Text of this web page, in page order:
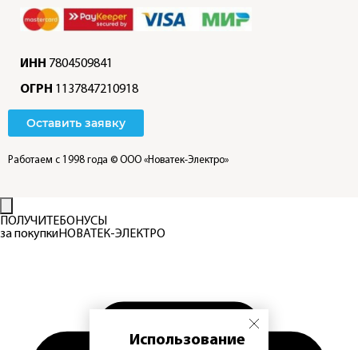
ИНН 7804509841
ОГРН 1137847210918
Оставить заявку
Работаем с 1998 года © ООО «Новатек-Электро»
Использование
ПОЛУЧИТЕБОНУСЫ
за покупкиНОВАТЕК-ЭЛЕКТРО